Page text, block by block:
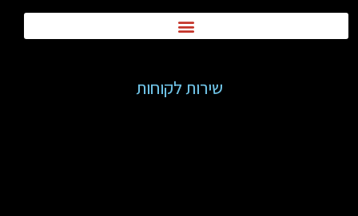
שירות לקוחות